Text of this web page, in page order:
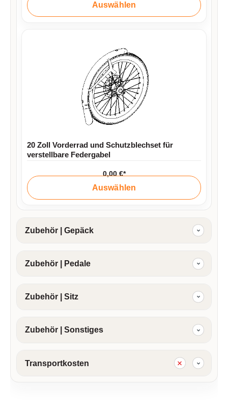
Auswählen
20 Zoll Vorderrad und Schutzblechset für
verstellbare Federgabel
0,00 €*
Auswählen
Zubehör | Gepäck
Zubehör | Pedale
Zubehör | Sitz
Zubehör | Sonstiges
Transportkosten